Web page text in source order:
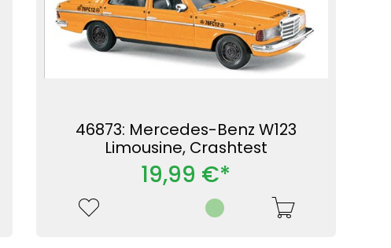
46873: Mercedes-Benz W123
Limousine, Crashtest
19,99 €*